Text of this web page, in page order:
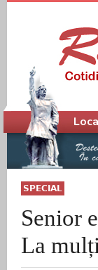
SPECIAL
Senior
La
Meniu